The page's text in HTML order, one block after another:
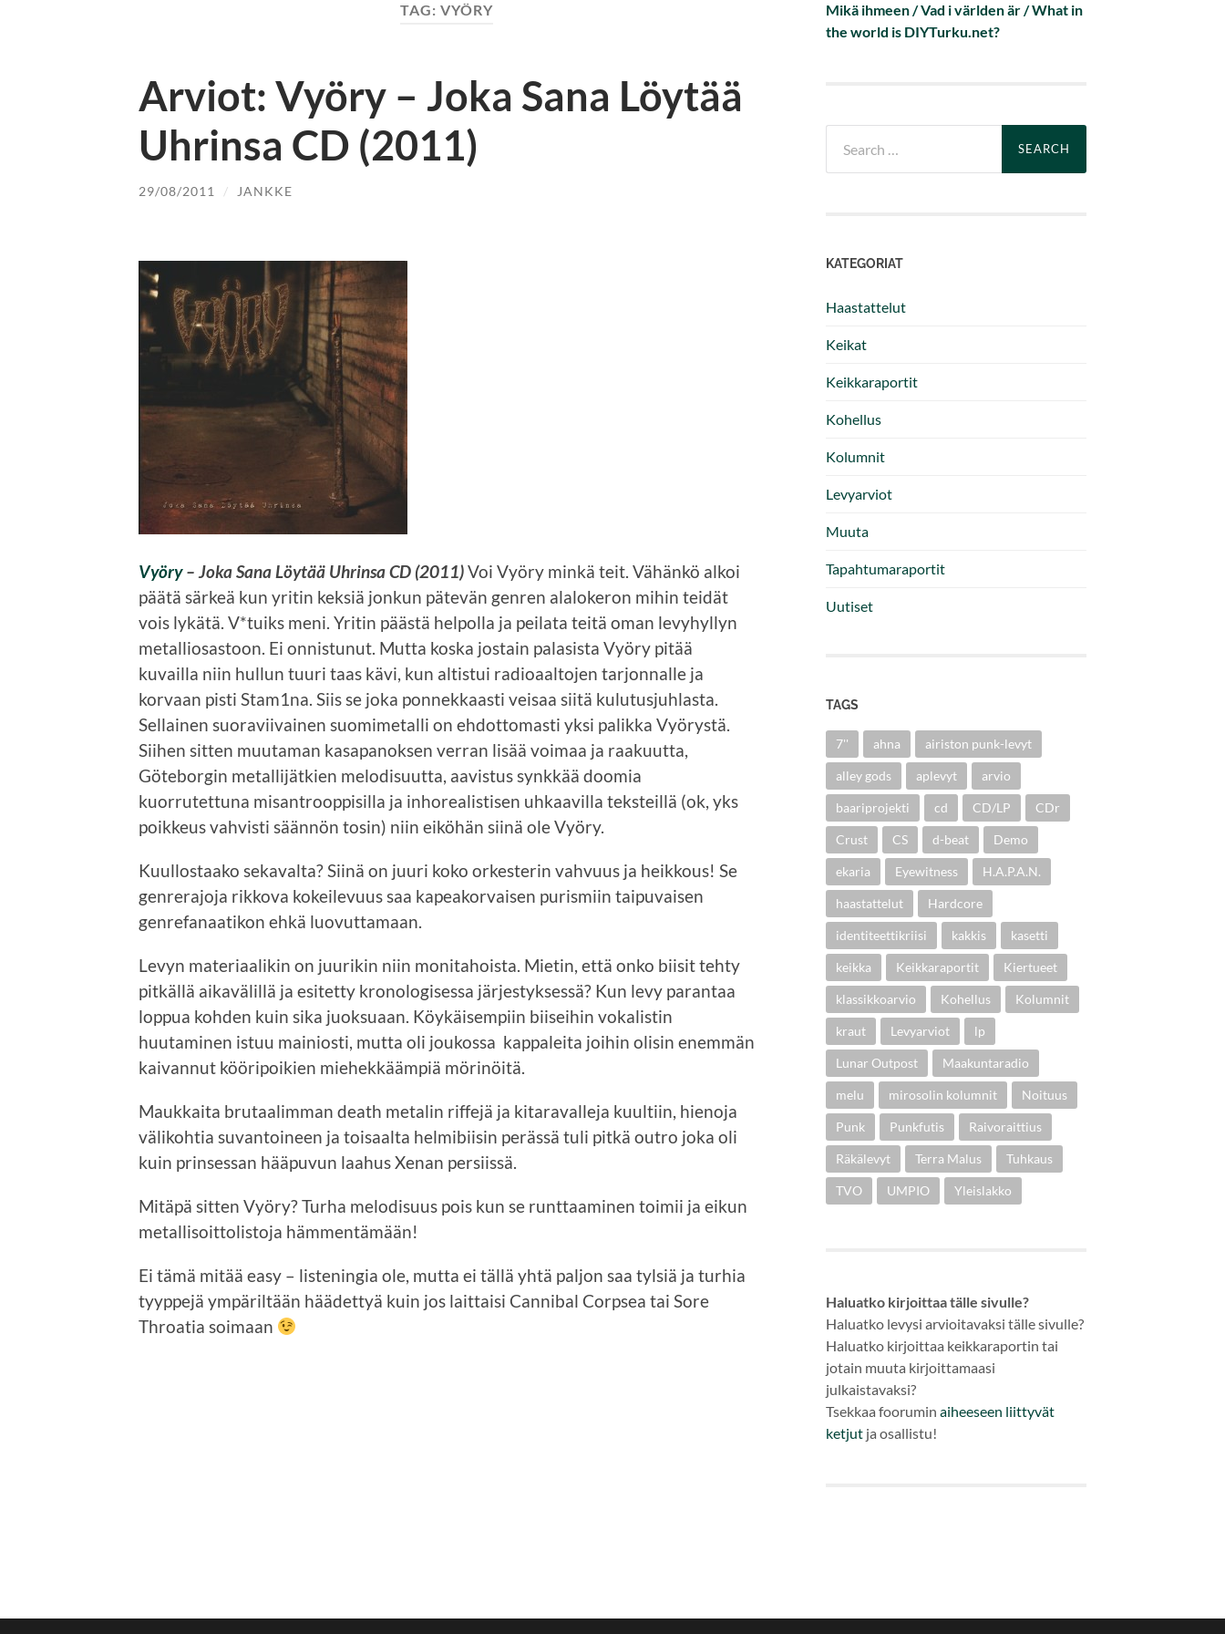
TAG: VYÖRY
Arviot: Vyöry – Joka Sana Löytää
Uhrinsa CD (2011)
29/08/2011 / JANKKE
Vyöry– Joka Sana Löytää Uhrinsa CD (2011)Voi Vyöry minkä teit. Vähänkö alkoi
päätä särkeä kun yritin keksiä jonkun pätevän genren alalokeron mihin teidät
vois lykätä. V*tuiks meni. Yritin päästä helpolla ja peilata teitä oman levyhyllyn
metalliosastoon. Ei onnistunut. Mutta koska jostain palasista Vyöry pitää
kuvailla niin hullun tuuri taas kävi, kun altistui radioaaltojen tarjonnalle ja
korvaan pisti Stam1na. Siis se joka ponnekkaasti veisaa siitä kulutusjuhlasta.
Sellainen suoraviivainen suomimetalli on ehdottomasti yksi palikka Vyörystä.
Siihen sitten muutaman kasapanoksen verran lisää voimaa ja raakuutta,
Göteborgin metallijätkien melodisuutta, aavistus synkkää doomia
kuorrutettuna misantrooppisilla ja inhorealistisen uhkaavilla teksteillä (ok, yks
poikkeus vahvisti säännön tosin) niin eiköhän siinä ole Vyöry.
Kuullostaako sekavalta? Siinä on juuri koko orkesterin vahvuus ja heikkous! Se
genrerajoja rikkova kokeilevuus saa kapeakorvaisen purismiin taipuvaisen
genrefanaatikon ehkä luovuttamaan.
Levyn materiaalikin on juurikin niin monitahoista. Mietin, että onko biisit tehty
pitkällä aikavälillä ja esitetty kronologisessa järjestyksessä? Kun levy parantaa
loppua kohden kuin sika juoksuaan. Köykäisempiin biiseihin vokalistin
huutaminen istuu mainiosti, mutta oli joukossa kappaleita joihin olisin enemmän
kaivannut kööripoikien miehekkäämpiä mörinöitä.
Maukkaita brutaalimman death metalin riffejä ja kitaravalleja kuultiin, hienoja
välikohtia suvantoineen ja toisaalta helmibiisin perässä tuli pitkä outro joka oli
kuin prinsessan hääpuvun laahus Xenan persiissä.
Mitäpä sitten Vyöry? Turha melodisuus pois kun se runttaaminen toimii ja eikun
metallisoittolistoja hämmentämään!
Ei tämä mitää easy – listeningia ole, mutta ei tällä yhtä paljon saa tylsiä ja turhia
tyyppejä ympäriltään häädettyä kuin jos laittaisi Cannibal Corpsea tai Sore
Throatia soimaan
Mikä ihmeen / Vad i världen är / What in
the world is DIYTurku.net?
for:
KATEGORIAT
Haastattelut
Keikat
Keikkaraportit
Kohellus
Kolumnit
Levyarviot
Muuta
Tapahtumaraportit
Uutiset
TAGS
7'' ahna airiston punk-levyt
alley gods aplevyt arvio
baariprojekti cd CD/LP CDr
Crust CS d-beat Demo
ekaria Eyewitness H.A.P.A.N.
haastattelut Hardcore
identiteettikriisi kakkis kasetti
keikka Keikkaraportit Kiertueet
klassikkoarvio Kohellus Kolumnit
kraut Levyarviot lp
Lunar Outpost Maakuntaradio
melu mirosolin kolumnit Noituus
Punk Punkfutis Raivoraittius
Räkälevyt Terra Malus Tuhkaus
TVO UMPIO Yleislakko
Haluatko kirjoittaa tälle sivulle?
Haluatko levysi arvioitavaksi tälle sivulle?
Haluatko kirjoittaa keikkaraportin tai
jotain muuta kirjoittamaasi
julkaistavaksi?
Tsekkaa foorumin aiheeseen liittyvät
ketjut ja osallistu!